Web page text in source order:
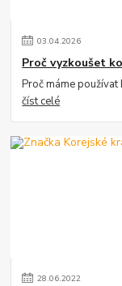
03.04.2026
Proč vyzkoušet
Proč máme používat
číst celé
28.06.2022